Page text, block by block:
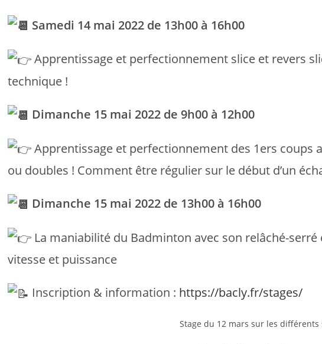
Samedi 14 mai 2022 de 13h00 à 16h00
Apprentissage et perfectionnement slice et revers
technique !
Dimanche 15 mai 2022 de 9h00 à 12h00
Apprentissage et perfectionnement des 1ers coups
ou doubles ! Comment être régulier sur le début d’un
Dimanche 15 mai 2022 de 13h00 à 16h00
La maniabilité du Badminton avec son relâché-
vitesse et puissance
Inscription & information : https://bacly.fr/stages/
Stage du 12 mars sur les